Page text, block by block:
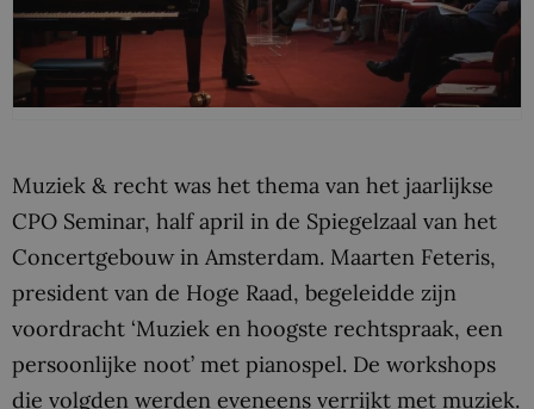
Muziek & recht was het thema van het jaarlijkse
CPO Seminar, half april in de Spiegelzaal van het
Concertgebouw in Amsterdam. Maarten Feteris,
president van de Hoge Raad, begeleidde zijn
voordracht ‘Muziek en hoogste rechtspraak, een
persoonlijke noot’ met pianospel. De workshops
die volgden werden eveneens verrijkt met muziek.